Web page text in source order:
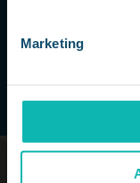
Marketing